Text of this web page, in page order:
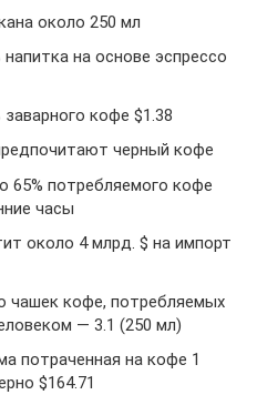
около 250 мл
на основе эспрессо
кофе $1.38
черный кофе
65% потребляемого кофе
часы
около 4 млрд. $ на импорт
чашек кофе, потребляемых
— 3.1 (250 мл)
потраченная на кофе 1
$164.71